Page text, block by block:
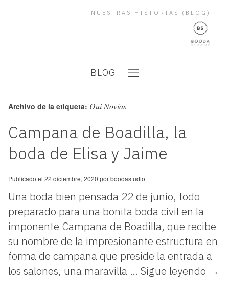
NUESTRAS HISTORIAS (BLOG)
BLOG
Archivo de la etiqueta: Oui Novias
Campana de Boadilla, la
boda de Elisa y Jaime
Publicado el 22 diciembre, 2020 porboodastudio
Una boda bien pensada 22 de junio, todo
preparado para una bonita boda civil en la
imponente Campana de Boadilla, que recibe
su nombre de la impresionante estructura en
forma de campana que preside la entrada a
los salones, una maravilla … Sigue leyendo →